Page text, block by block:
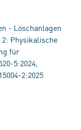
- Löschanlagen
Physikalische
für
5:2024,
2:2025